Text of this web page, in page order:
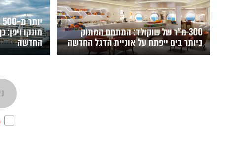
300 מ"ר של שוקולד: המתחם המתוק
ביותר בים ייפתח על אוניית הדגל החדשה
מונקו
החדשה